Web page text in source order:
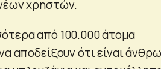
χρηστών.
από 100.000 άτομα
αποδείξουν ότι είναι